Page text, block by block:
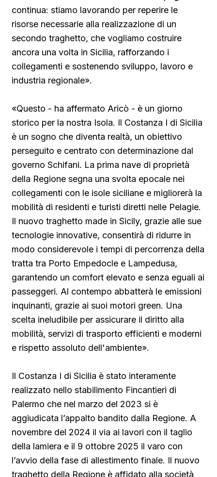
continua: stiamo lavorando per reperire le
risorse necessarie alla realizzazione di un
secondo traghetto, che vogliamo costruire
ancora una volta in Sicilia, rafforzando i
collegamenti e sostenendo sviluppo, lavoro e
industria regionale».
«Questo - ha affermato Aricò - è un giorno
storico per la nostra Isola. Il Costanza I di Sicilia
è un sogno che diventa realtà, un obiettivo
perseguito e centrato con determinazione dal
governo Schifani. La prima nave di proprietà
della Regione segna una svolta epocale nei
collegamenti con le isole siciliane e migliorerà la
mobilità di residenti e turisti diretti nelle Pelagie.
Il nuovo traghetto made in Sicily, grazie alle sue
tecnologie innovative, consentirà di ridurre in
modo considerevole i tempi di percorrenza della
tratta tra Porto Empedocle e Lampedusa,
garantendo un comfort elevato e senza eguali ai
passeggeri. Al contempo abbatterà le emissioni
inquinanti, grazie ai suoi motori green. Una
scelta ineludibile per assicurare il diritto alla
mobilità, servizi di trasporto efficienti e moderni
e rispetto assoluto dell'ambiente».
Il Costanza I di Sicilia è stato interamente
realizzato nello stabilimento Fincantieri di
Palermo che nel marzo del 2023 si è
aggiudicata l’appalto bandito dalla Regione. A
novembre del 2024 il via ai lavori con il taglio
della lamiera e il 9 ottobre 2025 il varo con
l’avvio della fase di allestimento finale. Il nuovo
traghetto della Regione è affidato alla società